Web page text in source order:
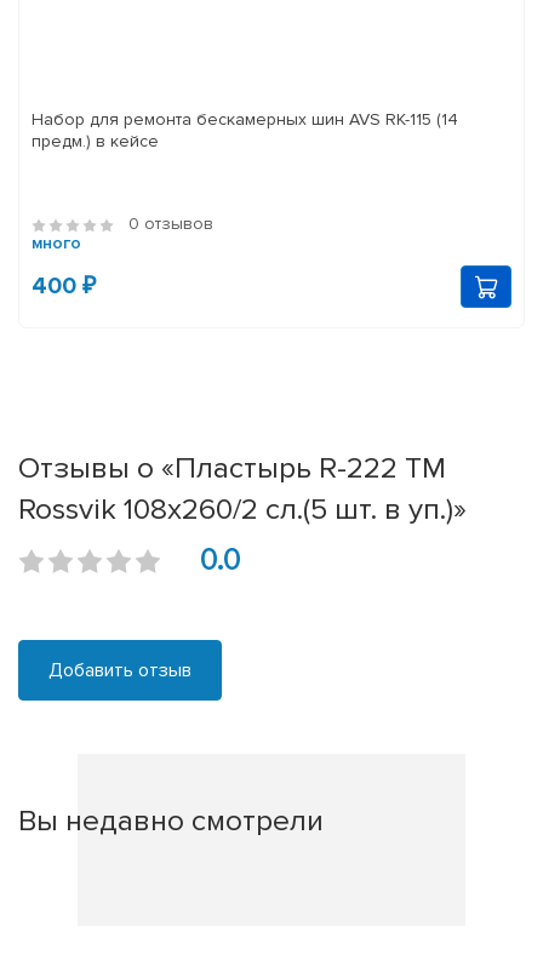
Набор для ремонта бескамерных шин AVS RK-115 (14
предм.) в кейсе
0 отзывов
много
400 ₽
Отзывы о «Пластырь R-222 ТМ
Rossvik 108х260/2 сл.(5 шт. в уп.)»
0.0
Добавить отзыв
Вы недавно смотрели